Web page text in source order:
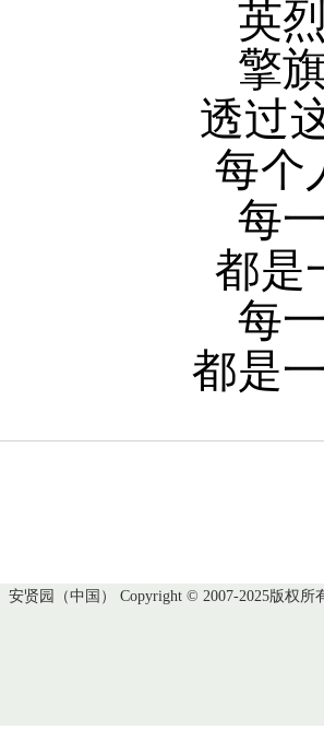
英
擎
透过
每个
每
都是
每
都是
安贤园（中国） Copyright © 2007-2025版权所